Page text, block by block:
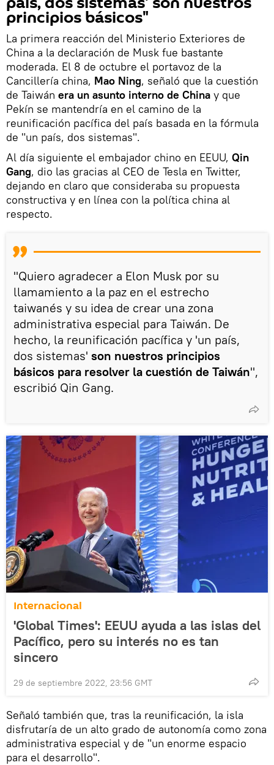
principios básicos"
La primera reacción del Ministerio Exteriores de
China a la declaración de Musk fue bastante
moderada. El 8 de octubre el portavoz de la
Cancillería china, Mao Ning, señaló que la cuestión
de Taiwán era un asunto interno de China y que
Pekín se mantendría en el camino de la
reunificación pacífica del país basada en la fórmula
de "un país, dos sistemas".
Al día siguiente el embajador chino en EEUU, Qin
Gang, dio las gracias al CEO de Tesla en Twitter,
dejando en claro que consideraba su propuesta
constructiva y en línea con la política china al
respecto.
"Quiero agradecer a Elon Musk por su
llamamiento a la paz en el estrecho
taiwanés y su idea de crear una zona
administrativa especial para Taiwán. De
hecho, la reunificación pacífica y 'un país,
dos sistemas' son nuestros principios
básicos para resolver la cuestión de Taiwán",
escribió Qin Gang.
Internacional
'Global Times': EEUU ayuda a las islas del
Pacífico, pero su interés no es tan
sincero
29 de septiembre 2022, 23:56 GMT
Señaló también que, tras la reunificación, la isla
disfrutaría de un alto grado de autonomía como zona
administrativa especial y de "un enorme espacio
para el desarrollo".